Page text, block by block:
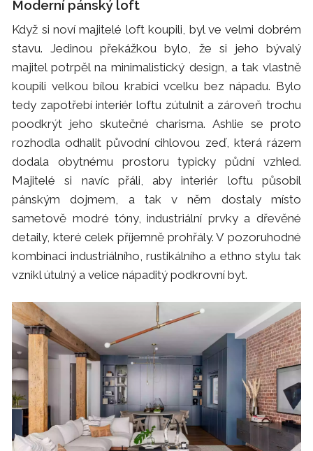
Moderní pánský loft
Když si noví majitelé loft koupili, byl ve velmi dobrém
stavu. Jedinou překážkou bylo, že si jeho bývalý
majitel potrpěl na minimalistický design, a tak vlastně
koupili velkou bílou krabici vcelku bez nápadu. Bylo
tedy zapotřebí interiér loftu zútulnit a zároveň trochu
poodkrýt jeho skutečné charisma. Ashlie se proto
rozhodla odhalit původní cihlovou zeď, která rázem
dodala obytnému prostoru typicky půdní vzhled.
Majitelé si navíc přáli, aby interiér loftu působil
pánským dojmem, a tak v něm dostaly místo
sametově modré tóny, industriální prvky a dřevěné
detaily, které celek příjemně prohřály. V pozoruhodné
kombinaci industriálního, rustikálního a ethno stylu tak
vznikl útulný a velice nápaditý podkrovní byt.